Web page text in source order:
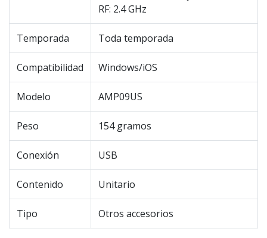
RF: 2.4 GHz
Temporada Toda temporada
Compatibilidad Windows/iOS
Modelo AMP09US
Peso 154 gramos
Conexión USB
Contenido Unitario
Tipo Otros accesorios